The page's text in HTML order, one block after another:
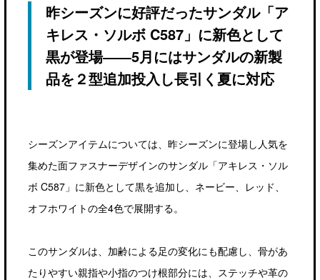
昨シーズンに好評だったサンダル「ア
キレス・ソルボ C587」に新色として
黒が登場――5月にはサンダルの新製
品を２型追加投入し長引く夏に対応
シーズンアイテムについては、昨シーズンに登場し人気を
集めた面ファスナーデザインのサンダル「アキレス・ソル
ボ C587」に新色として黒を追加し、ネービー、レッド、
オフホワイトの全4色で展開する。
このサンダルは、加齢による足の変化にも配慮し、骨があ
たりやすい親指や小指のつけ根部分には、ステッチや革の